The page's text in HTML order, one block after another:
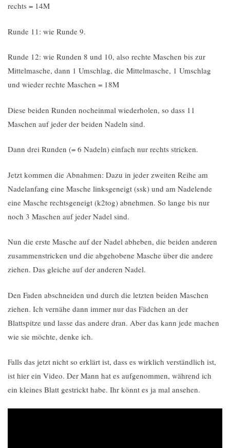
rechts = 14M
Runde 11: wie Runde 9.
Runde 12: wie Runden 8 und 10, also rechte Maschen bis zur
Mittelmasche, dann 1 Umschlag, die Mittelmasche, 1 Umschlag
und wieder rechte Maschen = 18M
Diese beiden Runden nocheinmal wiederholen, so dass 11
Maschen auf jeder der beiden Nadeln sind.
Dann drei Runden (= 6 Nadeln) einfach nur rechts stricken.
Jetzt kommen die Abnahmen: Dazu in jeder zweiten Reihe am
Nadelanfang eine Masche linksgeneigt (ssk) und am Nadelende
eine Masche rechtsgeneigt (k2tog) abnehmen. So lange bis nur
noch 3 Maschen auf jeder Nadel sind.
Nun die erste Masche auf der Nadel abheben, die beiden anderen
zusammenstricken und die abgehobene Masche über die andere
ziehen. Das gleiche auf der anderen Nadel.
Den Faden abschneiden und durch die letzten beiden Maschen
ziehen. Ich vernähe dann immer nur das Fädchen an der
Blattspitze und lasse das andere dran. Aber das kann jede machen
wie sie möchte, denke ich.
Falls das jetzt nicht so erklärt ist, dass es wirklich verständlich ist,
ist hier ein Video. Der Mann hat es aufgenommen, während ich
ein kleines Blatt gestrickt habe. Ihr könnt es ja mal ansehen.